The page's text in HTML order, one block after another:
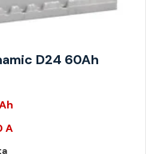
D24 60Ah
A